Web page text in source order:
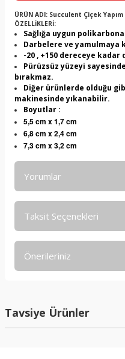
ÜRÜN ADI: Succulent Çiçek
ÖZELLİKLERİ:
Sağlığa uygun
Darbelere ve yamulmaya
-20 , +150 dereceye kadar
Pürüzsüz yüzeyi
bırakmaz.
Diğer ürünlerde olduğu
makinesinde yıkanabilir.
Boyutlar :
5,5 cm x 1,7 cm
6,8 cm x 2,4 cm
7,3 cm x 3,2 cm
Yorumlar
Taksit Seçenekleri
Önerileriniz
kullanarak tarafımıza
Görüş ve önerileriniz için
Tavsiye Ürünler